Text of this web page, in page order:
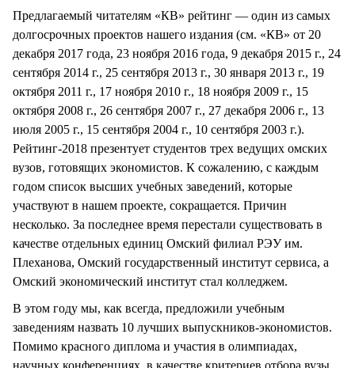
Предлагаемый читателям «КВ» рейтинг — один из самых
долгосрочных проектов нашего издания (см. «КВ» от 20
декабря 2017 года, 23 ноября 2016 года, 9 декабря 2015 г., 24
сентября 2014 г., 25 сентября 2013 г., 30 января 2013 г., 19
октября 2011 г., 17 ноября 2010 г., 18 ноября 2009 г., 15
октября 2008 г., 26 сентября 2007 г., 27 декабря 2006 г., 13
июля 2005 г., 15 сентября 2004 г., 10 сентября 2003 г.).
Рейтинг-2018 презентует студентов трех ведущих омских
вузов, готовящих экономистов. К сожалению, с каждым
годом список высших учебных заведений, которые
участвуют в нашем проекте, сокращается. Причин
несколько. За последнее время перестали существовать в
качестве отдельных единиц Омский филиал РЭУ им.
Плеханова, Омский государственный институт сервиса, а
Омский экономический институт стал колледжем.
В этом году мы, как всегда, предложили учебным
заведениям назвать 10 лучших выпускников-экономистов.
Помимо красного диплома и участия в олимпиадах,
научных конференциях, в качестве критериев отбора вузы